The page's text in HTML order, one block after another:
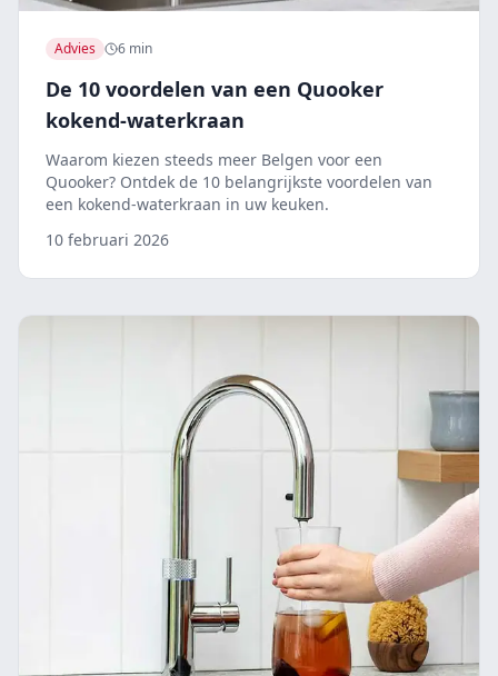
Advies 6 min
De 10 voordelen van een Quooker
kokend-waterkraan
Waarom kiezen steeds meer Belgen voor een
Quooker? Ontdek de 10 belangrijkste voordelen van
een kokend-waterkraan in uw keuken.
10 februari 2026